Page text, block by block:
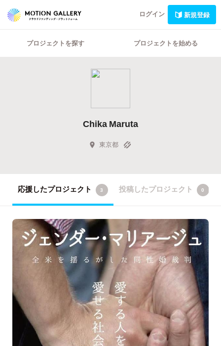
ログイン 新規登録
プロジェクトを探す プロジェクトを始める
Chika Maruta
東京都
応援したプロジェクト 3 投稿したプロジェクト 0